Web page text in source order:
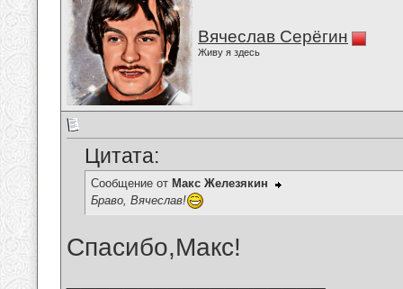
Вячеслав Серёгин
Живу я здесь
Цитата:
Сообщение от Макс Железякин
Браво, Вячеслав!
Спасибо,Макс!